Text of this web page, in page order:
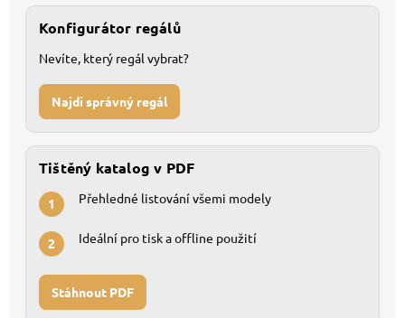
Konfigurátor regálů
Nevíte, který regál vybrat?
Najdi správný regál
Tištěný katalog v PDF
1 Přehledné listování všemi modely
2 Ideální pro tisk a offline použití
Stáhnout PDF